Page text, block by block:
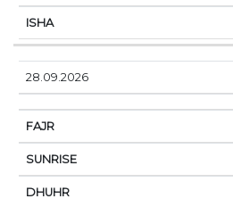
28.09.2026